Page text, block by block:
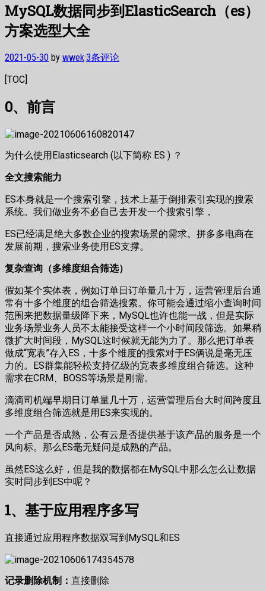
MySQL数据同步到ElasticSearch（es）
方案选型大全
2021-05-30 by wwek·3条评论
[TOC]
0、前言
为什么使用Elasticsearch (以下简称 ES ) ？
全文搜索能力
ES本身就是一个搜索引擎，技术上基于倒排索引实现的搜索
系统。我们做业务不必自己去开发一个搜索引擎，
ES已经满足绝大多数企业的搜索场景的需求。拼多多电商在
发展前期，搜索业务使用ES支撑。
复杂查询（多维度组合筛选）
假如某个实体表，例如订单日订单量几十万，运营管理后台通
常有十多个维度的组合筛选搜索。你可能会通过缩小查询时间
范围来把数据量级降下来，MySQL也许也能一战，但是实际
业务场景业务人员不太能接受这样一个小时间段筛选。如果稍
微扩大时间段，MySQL这时候就无能为力了。那么把订单表
做成“宽表”存入ES，十多个维度的搜索对于ES俩说是毫无压
力的。ES群集能轻松支持亿级的宽表多维度组合筛选。这种
需求在CRM、BOSS等场景是刚需。
滴滴司机端早期日订单量几十万，运营管理后台大时间跨度且
多维度组合筛选就是用ES来实现的。
一个产品是否成熟，公有云是否提供基于该产品的服务是一个
风向标。那么ES毫无疑问是成熟的产品。
虽然ES这么好，但是我的数据都在MySQL中那么怎么让数据
实时同步到ES中呢？
1、基于应用程序多写
直接通过应用程序数据双写到MySQL和ES
记录删除机制： 直接删除